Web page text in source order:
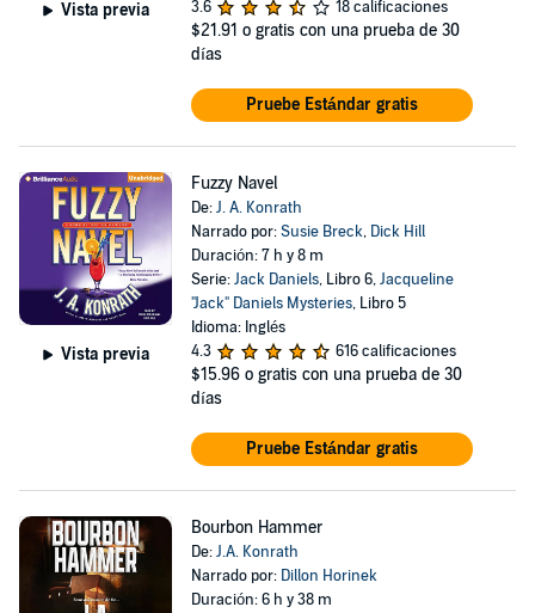
Vista previa 3.6 18 calificaciones
$21.91 o gratis con una prueba de 30
días
Pruebe Estándar gratis
Vista previa
Fuzzy Navel
De:J. A. Konrath
Narrado por:Susie Breck, Dick Hill
Duración: 7 h y 8 m
Serie:Jack Daniels, Libro 6,Jacqueline
"Jack" Daniels Mysteries, Libro 5
Idioma: Inglés
4.3
616 calificaciones
$15.96 o gratis con una prueba de 30
días
Pruebe Estándar gratis
Bourbon Hammer
De:J.A. Konrath
Narrado por: Dillon Horinek
Duración: 6 h y 38 m